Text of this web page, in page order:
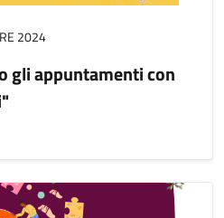
2024
gli appuntamenti con